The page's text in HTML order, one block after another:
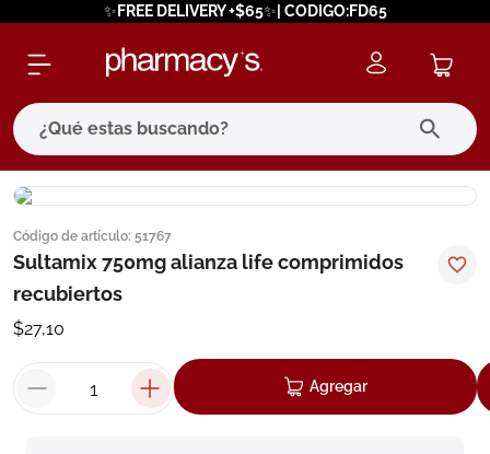
✨FREE DELIVERY +$65✨| CODIGO:FD65
¿Qué estas buscando?
Código de artículo: 51767
Sultamix 750mg alianza life comprimidos
recubiertos
$27,10
Agregar
términos más buscados
1. eucerin
cerave